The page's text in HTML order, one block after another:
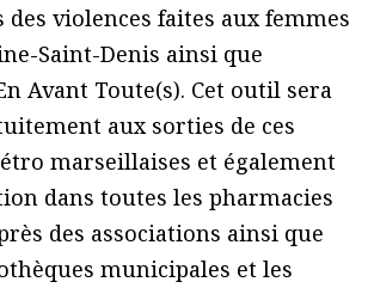
des violences faites aux femmes
Saint-Denis ainsi que
Avant Toute(s). Cet outil sera
aux sorties de ces
marseillaises et également
dans toutes les pharmacies
des associations ainsi que
municipales et les